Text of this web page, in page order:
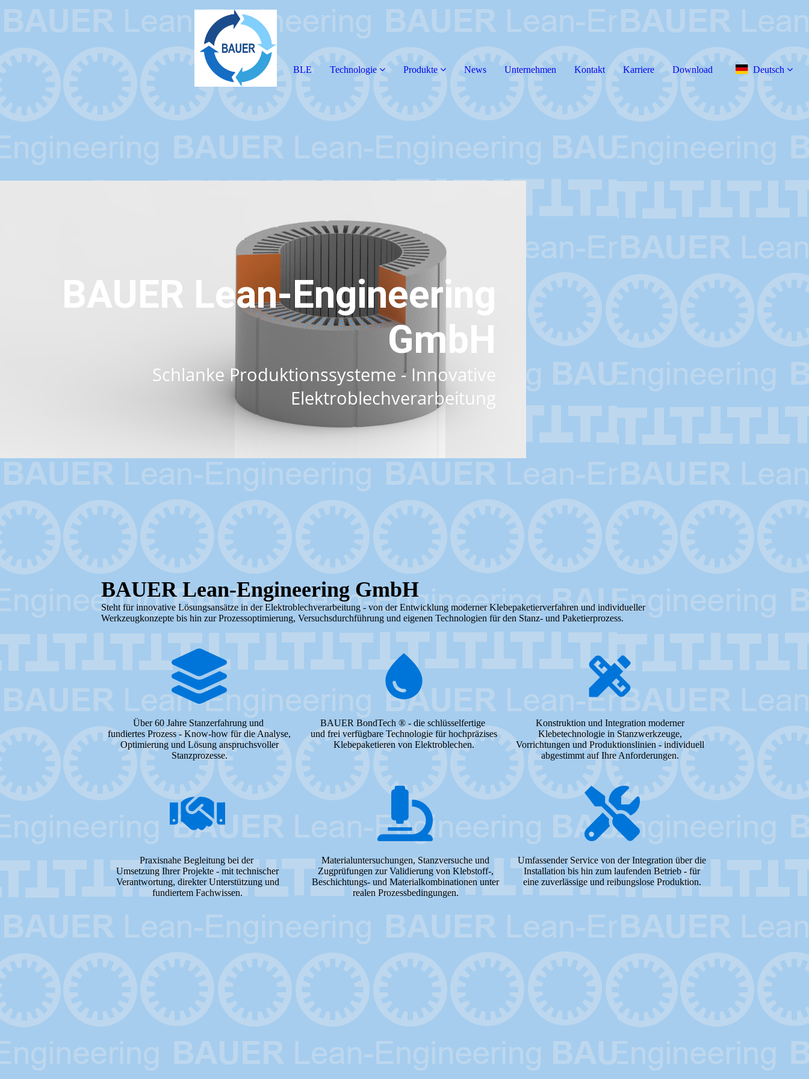
BLE Technologie Produkte News Unternehmen Kontakt Karriere Download Deutsch
BAUER Lean-Engineering
GmbH
Schlanke Produktionssysteme - Innovative
Elektroblechverarbeitung
BAUER Lean-Engineering GmbH
Steht für innovative Lösungsansätze in der Elektroblechverarbeitung - von der Entwicklung moderner Klebepaketierverfahren und individueller
Werkzeugkonzepte bis hin zur Prozessoptimierung, Versuchsdurchführung und eigenen Technologien für den Stanz- und Paketierprozess.
Über 60 Jahre Stanzerfahrung und
fundiertes Prozess - Know-how für die Analyse,
Optimierung und Lösung anspruchsvoller
Stanzprozesse.
BAUER BondTech ® - die schlüsselfertige
und frei verfügbare Technologie für hochpräzises
Klebepaketieren von Elektroblechen.
Konstruktion und Integration moderner
Klebetechnologie in Stanzwerkzeuge,
Vorrichtungen und Produktionslinien - individuell
abgestimmt auf Ihre Anforderungen.
Praxisnahe Begleitung bei der
Umsetzung Ihrer Projekte - mit technischer
Verantwortung, direkter Unterstützung und
fundiertem Fachwissen.
Materialuntersuchungen, Stanzversuche und
Zugprüfungen zur Validierung von Klebstoff-,
Beschichtungs- und Materialkombinationen unter
realen Prozessbedingungen.
Umfassender Service von der Integration über die
Installation bis hin zum laufenden Betrieb - für
eine zuverlässige und reibungslose Produktion.